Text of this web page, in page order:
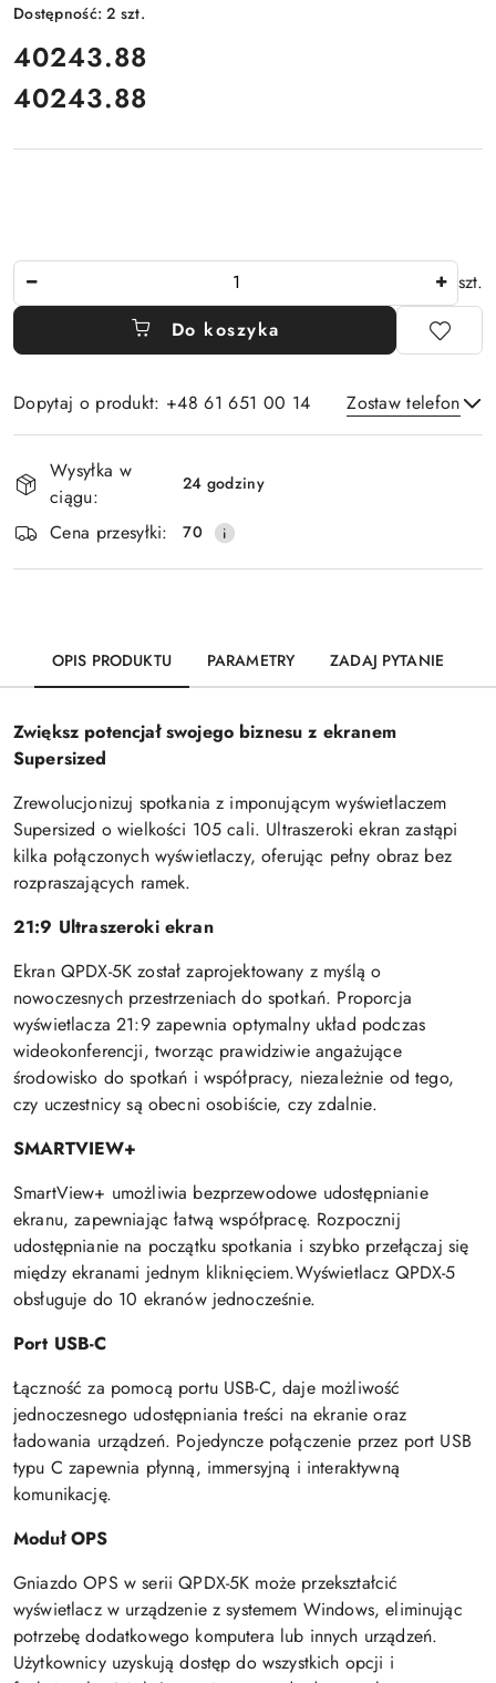
Dostępność:2 szt.
cena:
40243.88
Cena:
40243.88
Ilość
szt.
Do koszyka
Dopytaj o produkt: +48 61 651 00 14 Zostaw telefon
i
dostawa
Wysyłka w
ciągu:
24 godziny
Cena przesyłki: 70
OPIS PRODUKTU PARAMETRY ZADAJ PYTANIE
Zwiększ potencjał swojego biznesu z ekranem
Supersized
Zrewolucjonizuj spotkania z imponującym wyświetlaczem
Supersized o wielkości 105 cali. Ultraszeroki ekran zastąpi
kilka połączonych wyświetlaczy, oferując pełny obraz bez
rozpraszających ramek.
21:9 Ultraszeroki ekran
Ekran QPDX-5K został zaprojektowany z myślą o
nowoczesnych przestrzeniach do spotkań. Proporcja
wyświetlacza 21:9 zapewnia optymalny układ podczas
wideokonferencji, tworząc prawidziwie angażujące
środowisko do spotkań i współpracy, niezależnie od tego,
czy uczestnicy są obecni osobiście, czy zdalnie.
SMARTVIEW+
SmartView+ umożliwia bezprzewodowe udostępnianie
ekranu, zapewniając łatwą współpracę. Rozpocznij
udostępnianie na początku spotkania i szybko przełączaj się
między ekranami jednym kliknięciem.Wyświetlacz QPDX-5
obsługuje do 10 ekranów jednocześnie.
Port USB-C
Łączność za pomocą portu USB-C, daje możliwość
jednoczesnego udostępniania treści na ekranie oraz
ładowania urządzeń. Pojedyncze połączenie przez port USB
typu C zapewnia płynną, immersyjną i interaktywną
komunikację.
Moduł OPS
Gniazdo OPS w serii QPDX-5K może przekształcić
wyświetlacz w urządzenie z systemem Windows, eliminując
potrzebę dodatkowego komputera lub innych urządzeń.
Użytkownicy uzyskują dostęp do wszystkich opcji i